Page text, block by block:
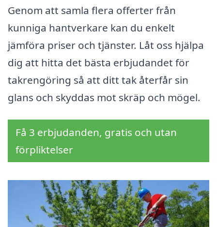
Genom att samla flera offerter från
kunniga hantverkare kan du enkelt
jämföra priser och tjänster. Låt oss hjälpa
dig att hitta det bästa erbjudandet för
takrengöring så att ditt tak återfår sin
glans och skyddas mot skräp och mögel.
Få 3 erbjudanden, gratis och utan
förpliktelser